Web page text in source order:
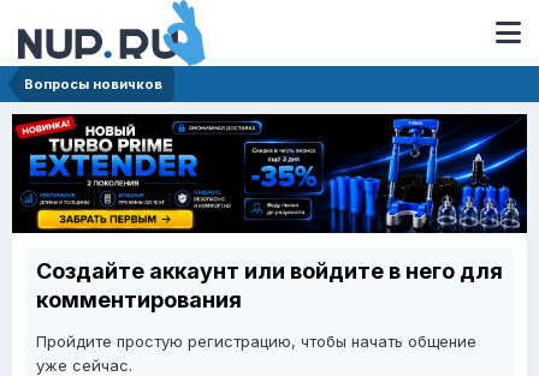
Вопросы новичков
Создайте аккаунт или войдите в него для
комментирования
Пройдите простую регистрацию, чтобы начать общение
уже сейчас.